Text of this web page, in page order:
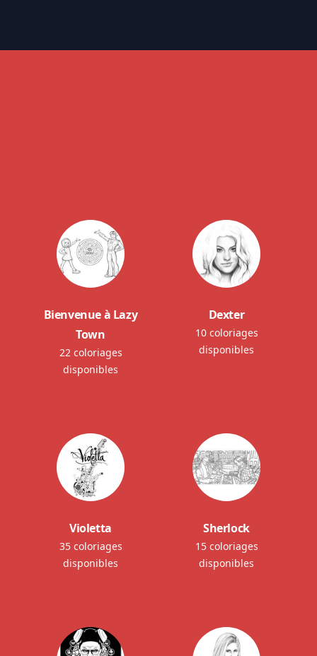
Bienvenue à Lazy
Town
22 coloriages
disponibles
Dexter
10 coloriages
disponibles
Violetta
35 coloriages
disponibles
Sherlock
15 coloriages
disponibles